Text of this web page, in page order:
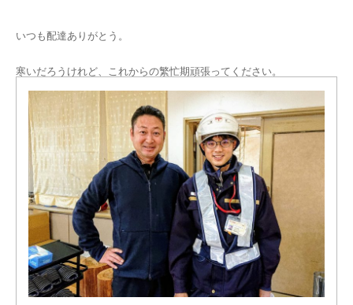
いつも配達ありがとう。
寒いだろうけれど、これからの繁忙期頑張ってください。